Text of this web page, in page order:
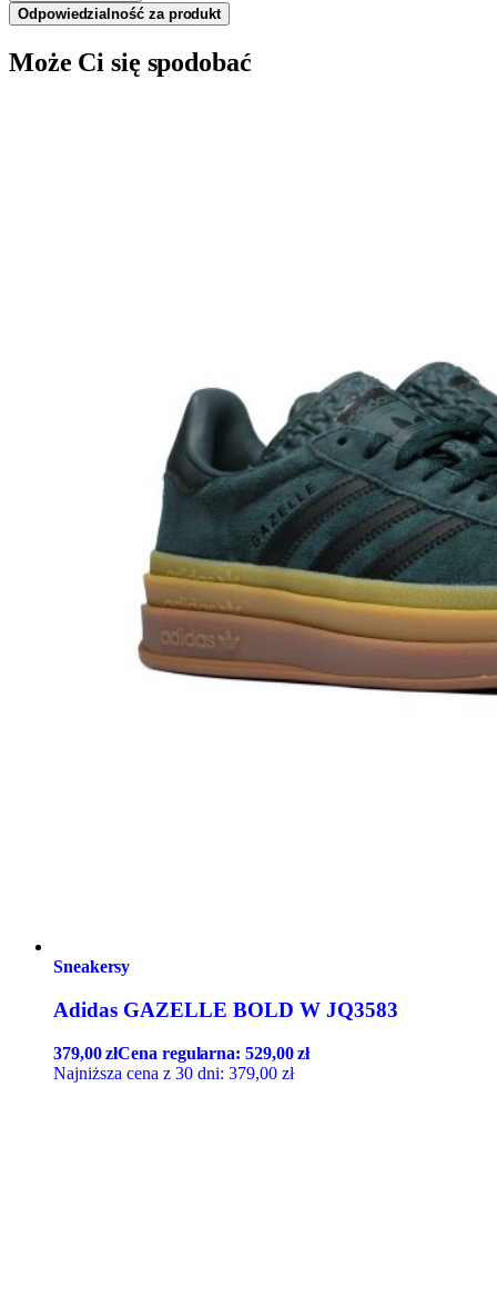
Odpowiedzialność za produkt
Może Ci się spodobać
Sneakersy
Adidas GAZELLE BOLD W JQ3583
379,00złCena regularna:529,00zł
Najniższa cena z 30 dni: 379,00 zł